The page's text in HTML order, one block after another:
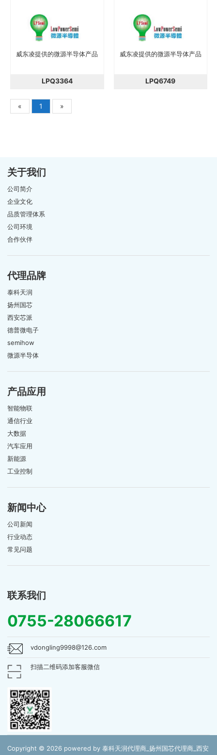
威东凌提供的微源半导体产品
LPQ3364
威东凌提供的微源半导体产品
LPQ6749
« 1 »
关于我们
公司简介
企业文化
品质管理体系
公司环境
合作伙伴
代理品牌
泰科天润
扬州国芯
西安芯派
德普微电子
semihow
微源半导体
产品应用
智能物联
通信行业
大数据
汽车应用
新能源
工业控制
新闻中心
公司新闻
行业动态
常见问题
联系我们
0755-28066617
vdongling9998@126.com
扫描二维码添加客服微信
Copyright © 2026 powered by 泰科天润代理商_扬州国芯代理商_西安